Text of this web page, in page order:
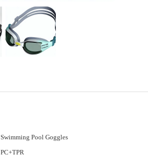
Swimming Pool Goggles
PC+TPR